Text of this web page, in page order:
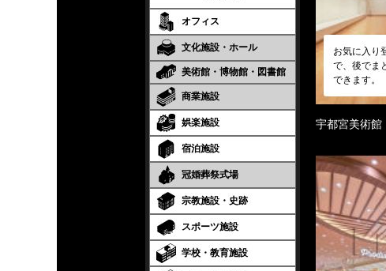
オフィス
文化施設・ホール
美術館・博物館・図書館
商業施設
娯楽施設
宿泊施設
冠婚葬祭式場
宗教施設・史跡
スポーツ施設
学校・教育施設
お気に入り
で、後でま
できます。
宇都宮美術館